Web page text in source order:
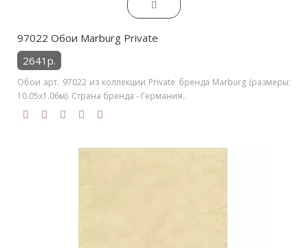
97022 Обои Marburg Private
2641р.
Обои арт. 97022 из коллекции Private бренда Marburg (размеры:
10.05х1.06м). Страна бренда - Германия..